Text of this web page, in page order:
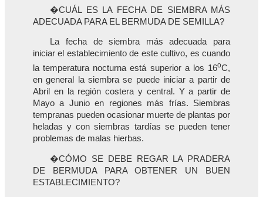
�CUÁL ES LA FECHA DE SIEMBRA MÁS
ADECUADA PARA EL BERMUDA DE SEMILLA?
La fecha de siembra más adecuada para
iniciar el establecimiento de este cultivo, es cuando
la temperatura nocturna está superior a los 16oC,
en general la siembra se puede iniciar a partir de
Abril en la región costera y central. Y a partir de
Mayo a Junio en regiones más frías. Siembras
tempranas pueden ocasionar muerte de plantas por
heladas y con siembras tardías se pueden tener
problemas de malas hierbas.
�CÓMO SE DEBE REGAR LA PRADERA
DE BERMUDA PARA OBTENER UN BUEN
ESTABLECIMIENTO?